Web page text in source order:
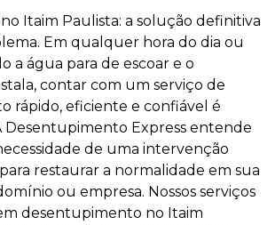
Itaim Paulista: a solução definitiva
Em qualquer hora do dia ou
a água para de escoar e o
contar com um serviço de
rápido, eficiente e confiável é
Express entende
de uma intervenção
restaurar a normalidade em sua
ou empresa. Nossos serviços
desentupimento no Itaim